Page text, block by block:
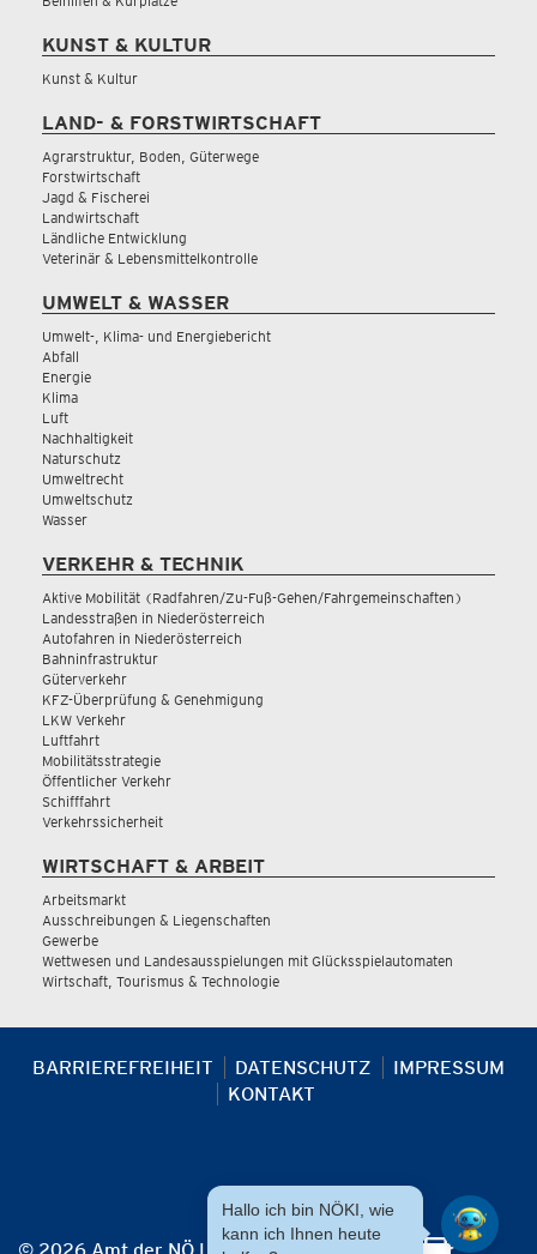
KUNST & KULTUR
Kunst & Kultur
LAND- & FORSTWIRTSCHAFT
Agrarstruktur, Boden, Güterwege
Forstwirtschaft
Jagd & Fischerei
Landwirtschaft
Ländliche Entwicklung
Veterinär & Lebensmittelkontrolle
UMWELT & WASSER
Umwelt-, Klima- und Energiebericht
Abfall
Energie
Klima
Luft
Nachhaltigkeit
Naturschutz
Umweltrecht
Umweltschutz
Wasser
VERKEHR & TECHNIK
Aktive Mobilität (Radfahren/Zu-Fuß-Gehen/Fahrgemeinschaften)
Landesstraßen in Niederösterreich
Autofahren in Niederösterreich
Bahninfrastruktur
Güterverkehr
KFZ-Überprüfung & Genehmigung
LKW Verkehr
Luftfahrt
Mobilitätsstrategie
Öffentlicher Verkehr
Schifffahrt
Verkehrssicherheit
WIRTSCHAFT & ARBEIT
Arbeitsmarkt
Ausschreibungen & Liegenschaften
Gewerbe
Wettwesen und Landesausspielungen mit Glücksspielautomaten
Wirtschaft, Tourismus & Technologie
BARRIEREFREIHEIT DATENSCHUTZ
IMPRESSUM
KONTAKT
Hallo ich bin NÖKI, wie
kann ich Ihnen heute